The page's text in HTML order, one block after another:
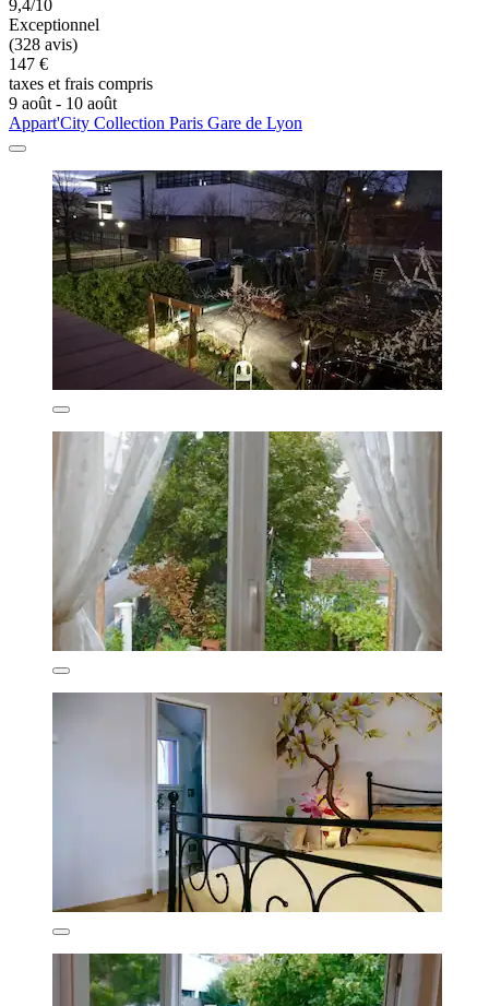
9,4/10
Exceptionnel
(328 avis)
147 €
taxes et frais compris
9 août - 10 août
Appart'City Collection Paris Gare de Lyon